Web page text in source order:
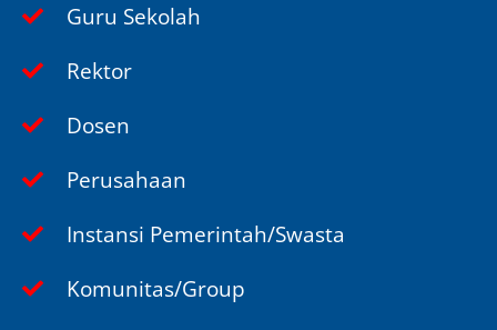
Guru Sekolah
Rektor
Dosen
Perusahaan
Instansi Pemerintah/Swasta
Komunitas/Group